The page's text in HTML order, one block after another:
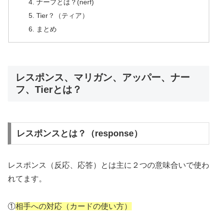
ナーフとは？(nerf)
Tier？（ティア）
まとめ
レスポンス、マリガン、アッパー、ナー
フ、Tierとは？
レスポンスとは？（response）
レスポンス（反応、応答）とは主に２つの意味合いで使わ
れてます。
①相手への対応（カードの使い方）